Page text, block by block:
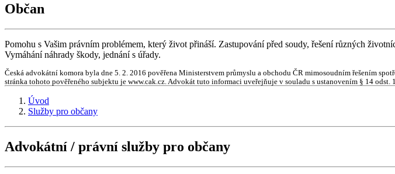
Občan
Pomohu s Vašim právním problémem, který život přináší. Zastupování před soudy, řešení různých
Vymáhání náhrady škody, jednání s úřady.
Česká advokátní komora byla dne 5. 2. 2016 pověřena Ministerstvem průmyslu a obchodu ČR mimosoudním řešením
stránka tohoto pověřeného subjektu je www.cak.cz. Advokát tuto informaci uveřejňuje v souladu s ustanovením § 14 odst.
Úvod
Služby pro občany
Advokátní / právní služby pro občany